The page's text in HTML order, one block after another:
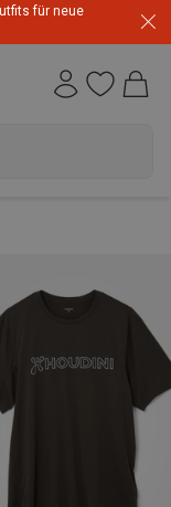
für neue